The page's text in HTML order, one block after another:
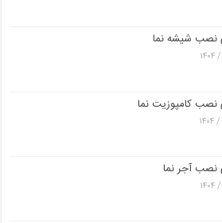
شیشه نما
کامپوزیت نما
آجر نما